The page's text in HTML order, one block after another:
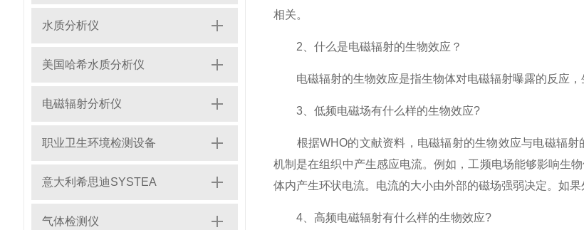
水质分析仪
美国哈希水质分析仪
电磁辐射分析仪
职业卫生环境检测设备
意大利希思迪SYSTEA
气体检测仪
相关。
2、什么是电磁辐射的生物效应？
电磁辐射的生物效应是指生物体对电磁辐射曝露的反应，
3、低频电磁场有什么样的生物效应?
根据WHO的文献资料，电磁辐射的生物效应与电磁辐射
机制是在组织中产生感应电流。例如，工频电场能够影响生
体内产生环状电流。电流的大小由外部的磁场强弱决定。如
4、高频电磁辐射有什么样的生物效应?